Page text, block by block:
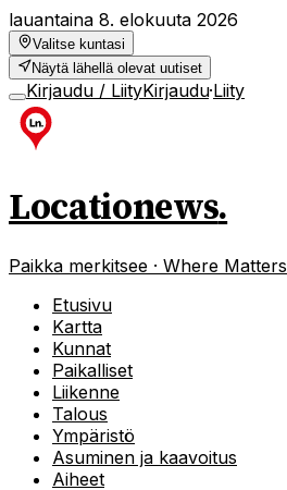
lauantaina 8. elokuuta 2026
Valitse kuntasi
Näytä lähellä olevat uutiset
Kirjaudu / LiityKirjaudu·Liity
Locationews.
Paikka merkitsee · Where Matters
Etusivu
Kartta
Kunnat
Paikalliset
Liikenne
Talous
Ympäristö
Asuminen ja kaavoitus
Aiheet